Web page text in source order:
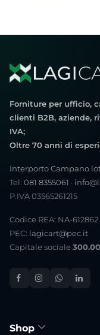
Forniture per ufficio,
clienti B2B, aziende,
IVA;
Oltre 70 anni di
Interporto Campano
Tel: 081 8355061 ·
P.IVA 03565261215
Codice REA: NA-612862
PEC: lagicart@pec.it
Capitale sociale
Shop